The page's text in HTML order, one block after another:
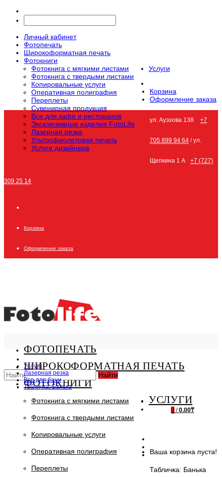
Личный кабинет
Фотопечать
Широкоформатная печать
Фотокниги
Фотокнига с мягкими листами
Фотокнига с твердыми листами
Услуги
Копировальные услуги
Оперативная полиграфия
Переплеты
Сувенирная продукция
Все для кафе и ресторанов
Эксклюзивные изделия FotoLife
Лазерная резка
Ультрофиолетовая печать
Услуги дизайнера
Корзина
Оформление заказа
ул. Ауэзова 138 +7
705 899 94 64 / ул.
Щепкина 1 А +7 (727)
309 25 14
Корзина
Оформление заказа
ФОТОПЕЧАТЬ
ШИРОКОФОРМАТНАЯ ПЕЧАТЬ
ФОТОКНИГИ
Фотокнига с мягкими листами
Фотокнига с твердыми листами
УСЛУГИ
Копировальные услуги
Оперативная полиграфия
Переплеты
Найти
0 / 0.00₸
Ваша корзина пуста!
Услуги
Лазерная резка
Все для бани
Табличка: Банька
Табличка: Банька